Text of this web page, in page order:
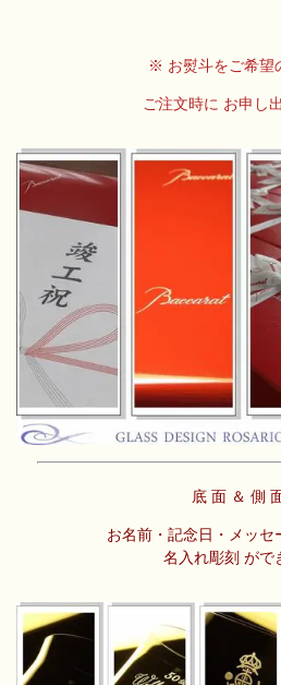
※ お熨斗をご希望
ご注文時に お申し
底 面 ＆ 側
お名前・記念日・メッセ
名入れ彫刻 がで